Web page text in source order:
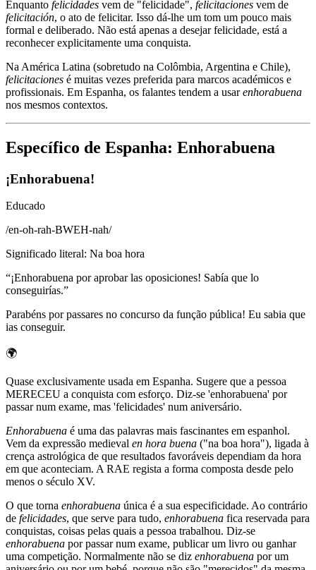
Enquanto felicidades vem de "felicidade", felicitaciones vem de
felicitación, o ato de felicitar. Isso dá-lhe um tom um pouco mais
formal e deliberado. Não está apenas a desejar felicidade, está a
reconhecer explicitamente uma conquista.
Na América Latina (sobretudo na Colômbia, Argentina e Chile),
felicitaciones é muitas vezes preferida para marcos académicos e
profissionais. Em Espanha, os falantes tendem a usarenhorabuena
nos mesmos contextos.
Específico de Espanha: Enhorabuena
¡Enhorabuena!
Educado
/en-oh-rah-BWEH-nah/
Significado literal: Na boa hora
“¡Enhorabuena por aprobar las oposiciones! Sabía que lo
conseguirías.”
Parabéns por passares no concurso da função pública! Eu sabia que
ias conseguir.
🌍
Quase exclusivamente usada em Espanha. Sugere que a pessoa
MERECEU a conquista com esforço. Diz-se 'enhorabuena' por
passar num exame, mas 'felicidades' num aniversário.
Enhorabuena é uma das palavras mais fascinantes em espanhol.
Vem da expressão medieval en hora buena ("na boa hora"), ligada à
crença astrológica de que resultados favoráveis dependiam da hora
em que aconteciam. A RAE regista a forma composta desde pelo
menos o século XV.
O que torna enhorabuena única é a sua especificidade. Ao contrário
de felicidades, que serve para tudo, enhorabuena fica reservada para
conquistas, coisas pelas quais a pessoa trabalhou. Diz-se
enhorabuena por passar num exame, publicar um livro ou ganhar
uma competição. Normalmente não se diz enhorabuena por um